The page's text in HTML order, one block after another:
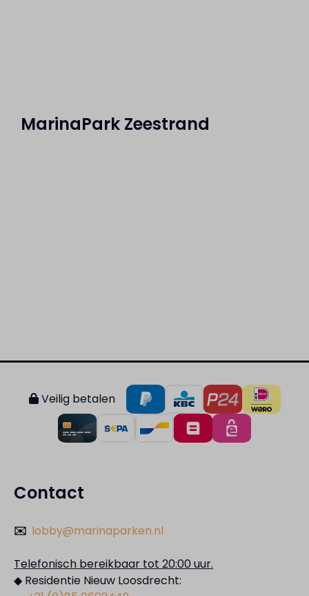
MarinaPark Zeestrand
Veilig betalen
Contact
✉️ lobby@marinaparken.nl
Telefonisch bereikbaar tot 20:00 uur.
◆ Residentie Nieuw Loosdrecht: